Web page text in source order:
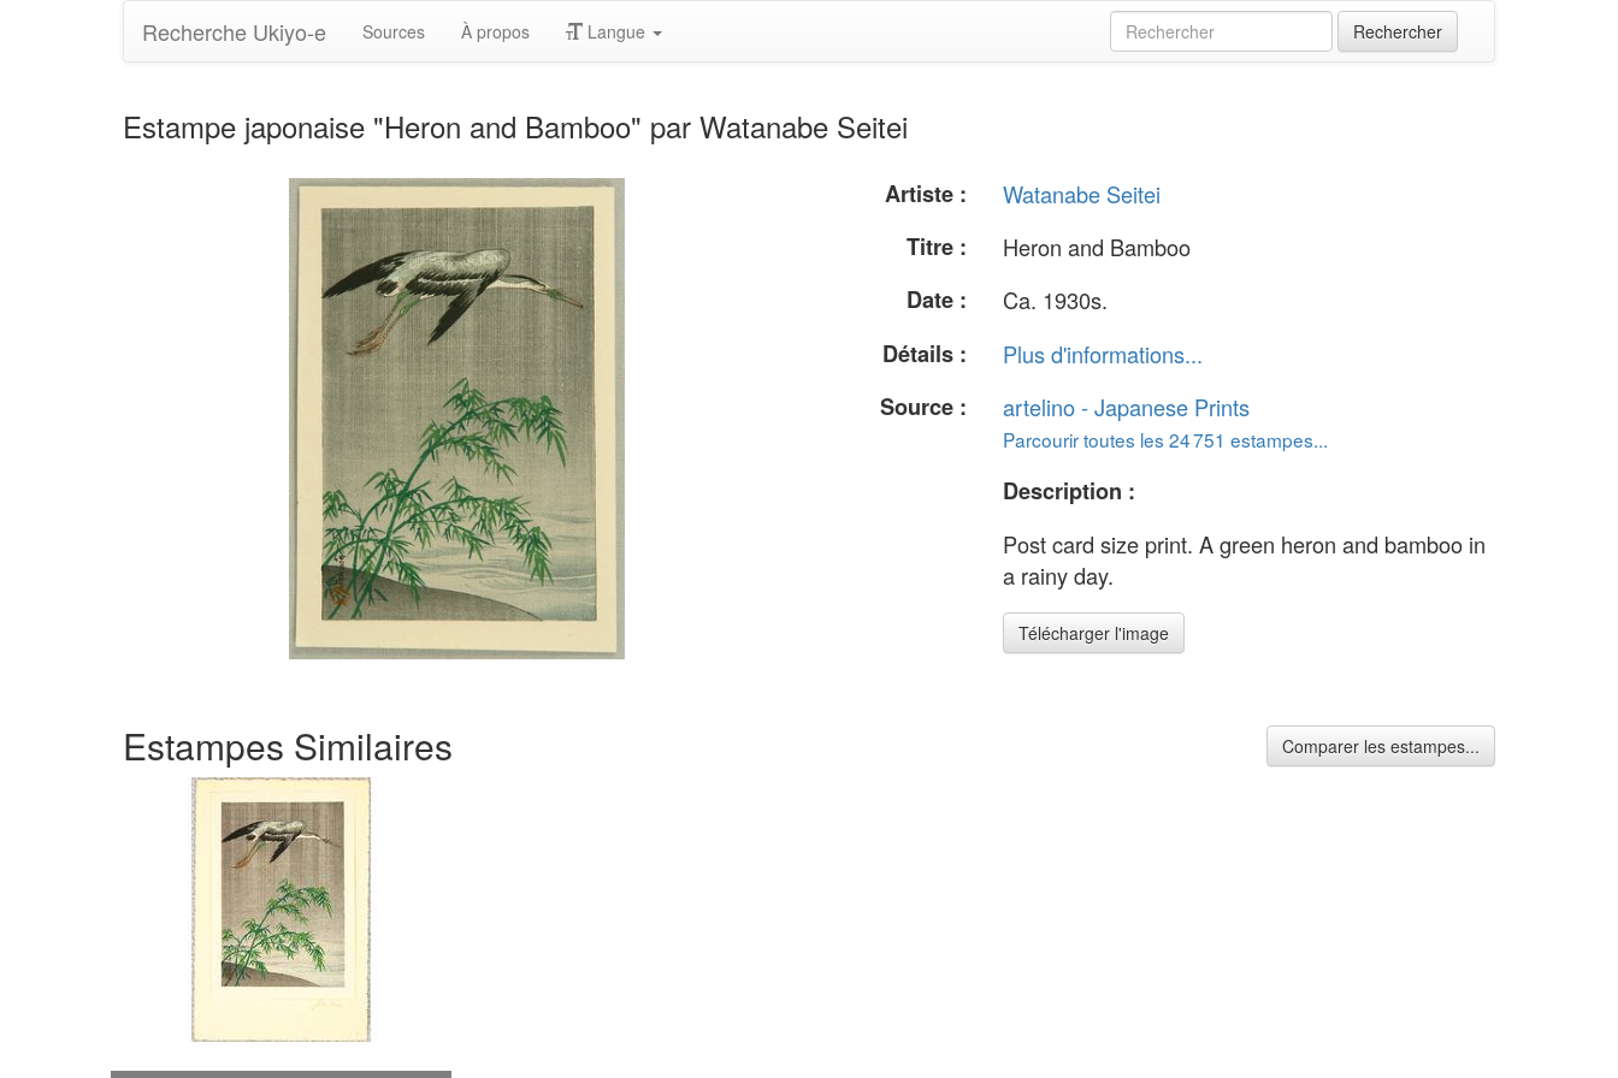
Recherche Ukiyo-e Sources À propos Langue
Estampe japonaise "Heron and Bamboo" par Watanabe Seitei
Artiste :
Watanabe Seitei
Titre :
Heron and Bamboo
Date :
Ca. 1930s.
Détails :
Plus d'informations...
Source :
artelino - Japanese Prints
Parcourir toutes les 24 751 estampes...
Description :
Post card size print. A green heron and bamboo in
a rainy day.
Télécharger l'image
Estampes Similaires Comparer les estampes...